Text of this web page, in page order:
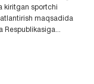
kiritgan sportchi
maqsadida